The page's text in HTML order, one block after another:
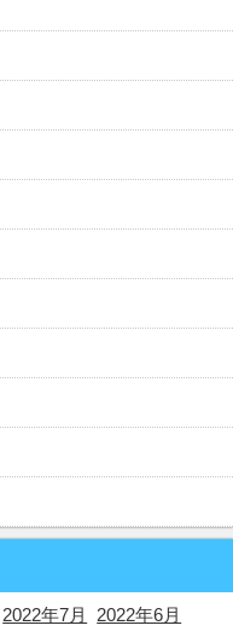
2022年7月
2022年6月